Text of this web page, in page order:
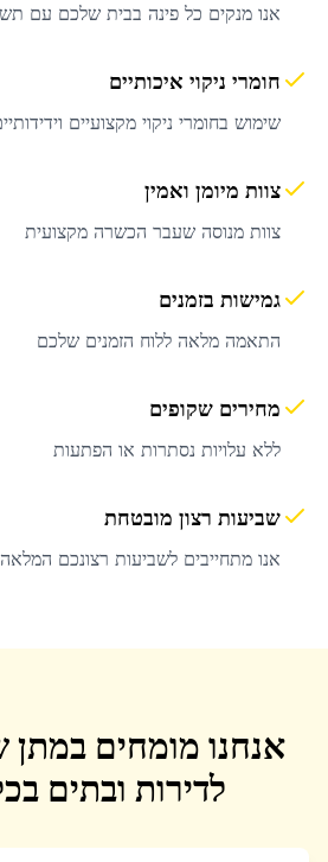
אנו מנקים כל פינה בבית שלכם עם
חומרי ניקוי איכותיים
שימוש בחומרי ניקוי מקצועיים
צוות מיומן ואמין
צוות מנוסה שעבר הכשרה מקצועית
גמישות בזמנים
התאמה מלאה ללוח הזמנים שלכם
מחירים שקופים
ללא עלויות נסתרות או הפתעות
שביעות רצון מובטחת
אנו מתחייבים לשביעות רצונכם המלאה
אנחנו מומחים במתן
לדירות ובתים